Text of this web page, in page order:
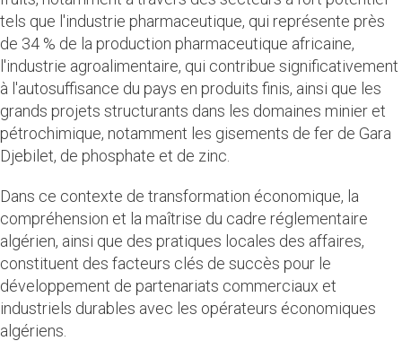
tels que l'industrie pharmaceutique, qui représente près
de 34 % de la production pharmaceutique africaine,
l'industrie agroalimentaire, qui contribue significativement
à l'autosuffisance du pays en produits finis, ainsi que les
grands projets structurants dans les domaines minier et
pétrochimique, notamment les gisements de fer de Gara
Djebilet, de phosphate et de zinc.
Dans ce contexte de transformation économique, la
compréhension et la maîtrise du cadre réglementaire
algérien, ainsi que des pratiques locales des affaires,
constituent des facteurs clés de succès pour le
développement de partenariats commerciaux et
industriels durables avec les opérateurs économiques
algériens.